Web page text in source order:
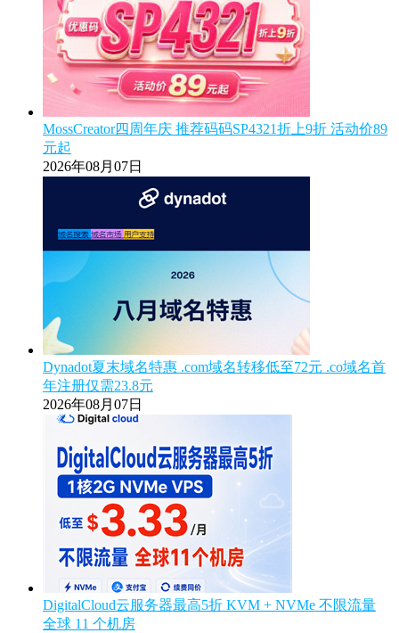
MossCreator四周年庆 推荐码码SP4321折上9折 活动价89
元起
2026年08月07日
Dynadot夏末域名特惠 .com域名转移低至72元 .co域名首
年注册仅需23.8元
2026年08月07日
DigitalCloud云服务器最高5折 KVM + NVMe 不限流量
全球 11 个机房